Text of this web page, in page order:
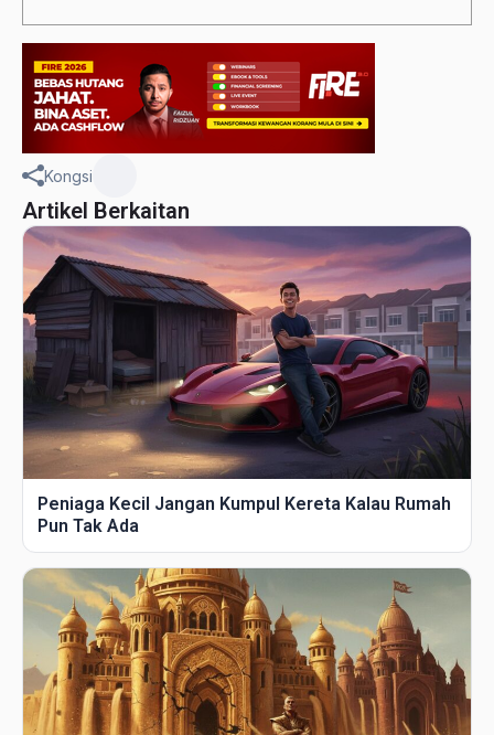
Kongsi
Artikel Berkaitan
Peniaga Kecil Jangan Kumpul Kereta Kalau Rumah
Pun Tak Ada